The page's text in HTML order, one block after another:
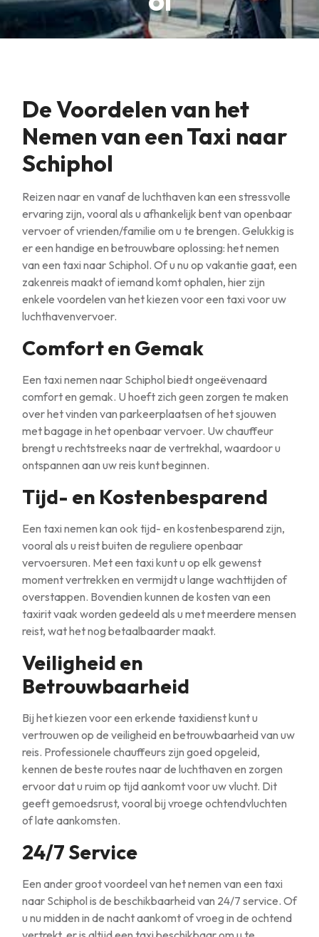
De Voordelen van het
Nemen van een Taxi naar
Schiphol
Reizen naar en vanaf de luchthaven kan een stressvolle
ervaring zijn, vooral als u afhankelijk bent van openbaar
vervoer of vrienden/familie om u te brengen. Gelukkig is
er een handige en betrouwbare oplossing: het nemen
van een taxi naar Schiphol. Of u nu op vakantie gaat, een
zakenreis maakt of iemand komt ophalen, hier zijn
enkele voordelen van het kiezen voor een taxi voor uw
luchthavenvervoer.
Comfort en Gemak
Een taxi nemen naar Schiphol biedt ongeëvenaard
comfort en gemak. U hoeft zich geen zorgen te maken
over het vinden van parkeerplaatsen of het sjouwen
met bagage in het openbaar vervoer. Uw chauffeur
brengt u rechtstreeks naar de vertrekhal, waardoor u
ontspannen aan uw reis kunt beginnen.
Tijd- en Kostenbesparend
Een taxi nemen kan ook tijd- en kostenbesparend zijn,
vooral als u reist buiten de reguliere openbaar
vervoersuren. Met een taxi kunt u op elk gewenst
moment vertrekken en vermijdt u lange wachttijden of
overstappen. Bovendien kunnen de kosten van een
taxirit vaak worden gedeeld als u met meerdere mensen
reist, wat het nog betaalbaarder maakt.
Veiligheid en
Betrouwbaarheid
Bij het kiezen voor een erkende taxidienst kunt u
vertrouwen op de veiligheid en betrouwbaarheid van uw
reis. Professionele chauffeurs zijn goed opgeleid,
kennen de beste routes naar de luchthaven en zorgen
ervoor dat u ruim op tijd aankomt voor uw vlucht. Dit
geeft gemoedsrust, vooral bij vroege ochtendvluchten
of late aankomsten.
24/7 Service
Een ander groot voordeel van het nemen van een taxi
naar Schiphol is de beschikbaarheid van 24/7 service. Of
u nu midden in de nacht aankomt of vroeg in de ochtend